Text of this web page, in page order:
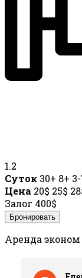
1.2
Суток 30+ 8+
Цена 20$ 25$
Залог 400$
Бронировать
Аренда эконом